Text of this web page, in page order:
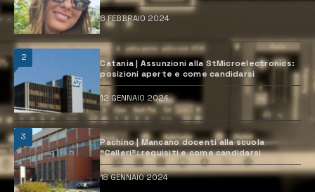
6 FEBBRAIO 2024
2
Catania | Assunzioni alla StMicroelectronics:
posizioni aperte e come candidarsi
12 GENNAIO 2024
3
Pachino | Mancano docenti alla scuola
“Calleri”: requisiti e come candidarsi
18 GENNAIO 2024